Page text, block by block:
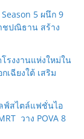
5 ผนึก 9
ชปณิธาน สร้าง
รงงานแห่งใหม่ใน
เฉียงใต้ เสริม
ฟ์สไตล์แฟชั่นไอ
วาง POVA 8